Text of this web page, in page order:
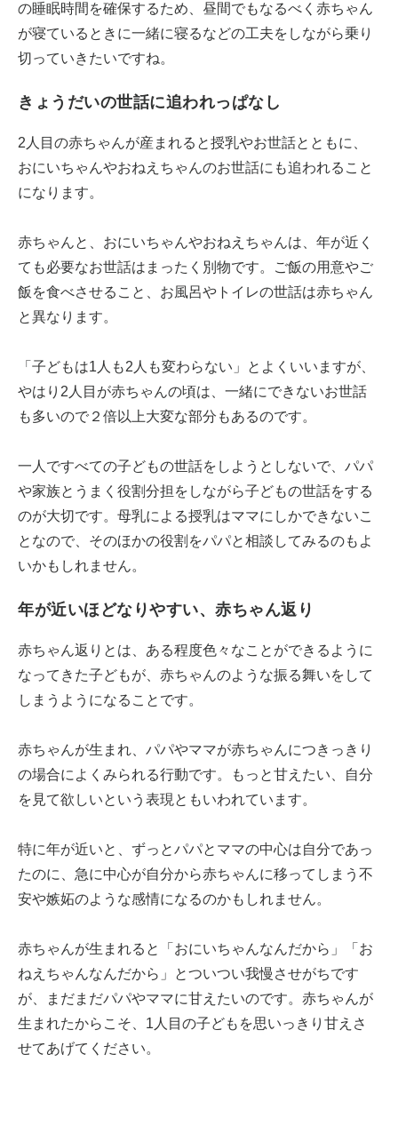
の睡眠時間を確保するため、昼間でもなるべく赤ちゃん
が寝ているときに一緒に寝るなどの工夫をしながら乗り
切っていきたいですね。
きょうだいの世話に追われっぱなし
2人目の赤ちゃんが産まれると授乳やお世話とともに、
おにいちゃんやおねえちゃんのお世話にも追われること
になります。
赤ちゃんと、おにいちゃんやおねえちゃんは、年が近く
ても必要なお世話はまったく別物です。ご飯の用意やご
飯を食べさせること、お風呂やトイレの世話は赤ちゃん
と異なります。
「子どもは1人も2人も変わらない」とよくいいますが、
やはり2人目が赤ちゃんの頃は、一緒にできないお世話
も多いので２倍以上大変な部分もあるのです。
一人ですべての子どもの世話をしようとしないで、パパ
や家族とうまく役割分担をしながら子どもの世話をする
のが大切です。母乳による授乳はママにしかできないこ
となので、そのほかの役割をパパと相談してみるのもよ
いかもしれません。
年が近いほどなりやすい、赤ちゃん返り
赤ちゃん返りとは、ある程度色々なことができるように
なってきた子どもが、赤ちゃんのような振る舞いをして
しまうようになることです。
赤ちゃんが生まれ、パパやママが赤ちゃんにつきっきり
の場合によくみられる行動です。もっと甘えたい、自分
を見て欲しいという表現ともいわれています。
特に年が近いと、ずっとパパとママの中心は自分であっ
たのに、急に中心が自分から赤ちゃんに移ってしまう不
安や嫉妬のような感情になるのかもしれません。
赤ちゃんが生まれると「おにいちゃんなんだから」「お
ねえちゃんなんだから」とついつい我慢させがちです
が、まだまだパパやママに甘えたいのです。赤ちゃんが
生まれたからこそ、1人目の子どもを思いっきり甘えさ
せてあげてください。